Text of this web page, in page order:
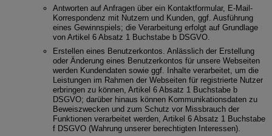
Antworten auf Anfragen über ein Kontaktformular, E-Mail-
Korrespondenz mit Nutzern und Kunden, ggf. Ausführung
eines Gewinnspiels; die Verarbeitung erfolgt auf Grundlage
von Artikel 6 Absatz 1 Buchstabe b DSGVO.
Erstellen eines Benutzerkontos. Anlässlich der Erstellung
oder Änderung eines Benutzerkontos für unsere Webseiten
werden Kundendaten sowie ggf. Inhalte verarbeitet, um die
Leistungen im Rahmen der Webseiten für registrierte Nutzer
erbringen zu können, Artikel 6 Absatz 1 Buchstabe b
DSGVO; darüber hinaus können Kommunikationsdaten zu
Beweiszwecken und zum Schutz vor Missbrauch der
Funktionen verarbeitet werden, Artikel 6 Absatz 1 Buchstabe
f DSGVO (Wahrung unserer berechtigten Interessen).